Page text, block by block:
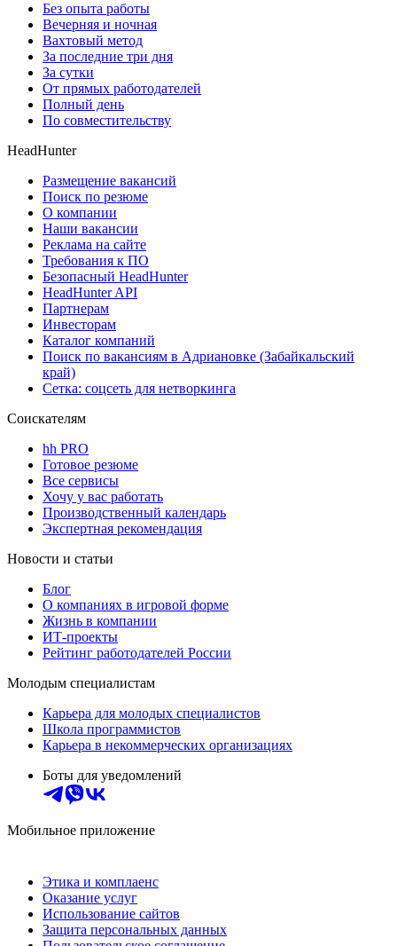
Без опыта работы
Вечерняя и ночная
Вахтовый метод
За последние три дня
За сутки
От прямых работодателей
Полный день
По совместительству
HeadHunter
Размещение вакансий
Поиск по резюме
О компании
Наши вакансии
Реклама на сайте
Требования к ПО
Безопасный HeadHunter
HeadHunter API
Партнерам
Инвесторам
Каталог компаний
Поиск по вакансиям в Адриановке (Забайкальский
край)
Сетка: соцсеть для нетворкинга
Соискателям
hh PRO
Готовое резюме
Все сервисы
Хочу у вас работать
Производственный календарь
Экспертная рекомендация
Новости и статьи
Блог
О компаниях в игровой форме
Жизнь в компании
ИТ-проекты
Рейтинг работодателей России
Молодым специалистам
Карьера для молодых специалистов
Школа программистов
Карьера в некоммерческих организациях
Боты для уведомлений
Мобильное приложение
Этика и комплаенс
Оказание услуг
Использование сайтов
Защита персональных данных